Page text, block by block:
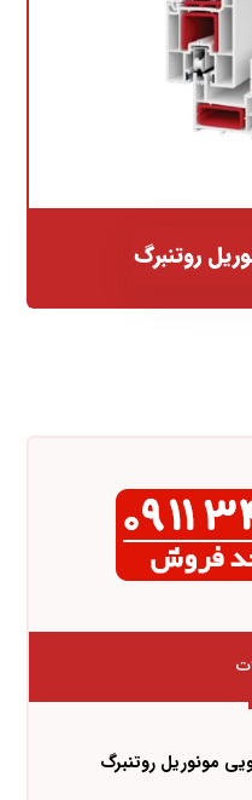
روتنبرگ
مونوریل روتنبرگ